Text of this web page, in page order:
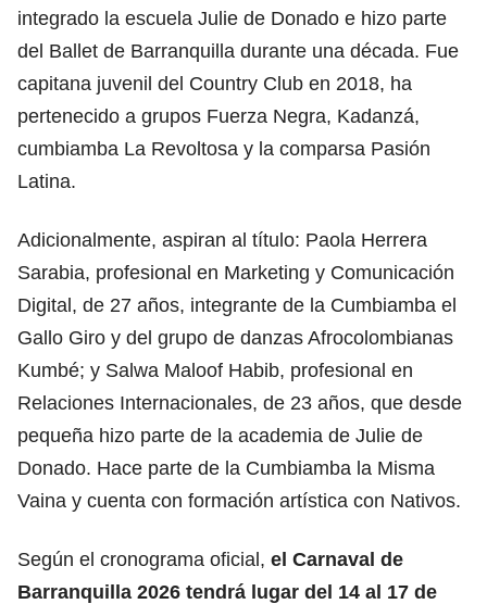
integrado la escuela Julie de Donado e hizo parte
del Ballet de Barranquilla durante una década. Fue
capitana juvenil del Country Club en 2018, ha
pertenecido a grupos Fuerza Negra, Kadanzá,
cumbiamba La Revoltosa y la comparsa Pasión
Latina.
Adicionalmente, aspiran al título: Paola Herrera
Sarabia, profesional en Marketing y Comunicación
Digital, de 27 años, integrante de la Cumbiamba el
Gallo Giro y del grupo de danzas Afrocolombianas
Kumbé; y Salwa Maloof Habib, profesional en
Relaciones Internacionales, de 23 años, que desde
pequeña hizo parte de la academia de Julie de
Donado. Hace parte de la Cumbiamba la Misma
Vaina y cuenta con formación artística con Nativos.
Según el cronograma oficial, el Carnaval de
Barranquilla 2026 tendrá lugar del 14 al 17 de